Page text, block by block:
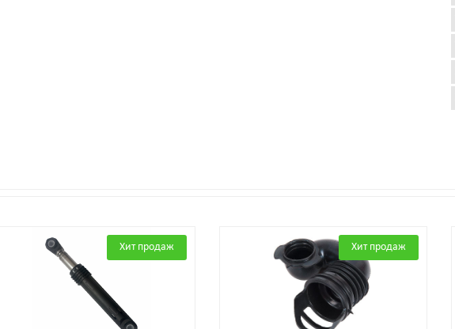
Хит продаж Хит продаж